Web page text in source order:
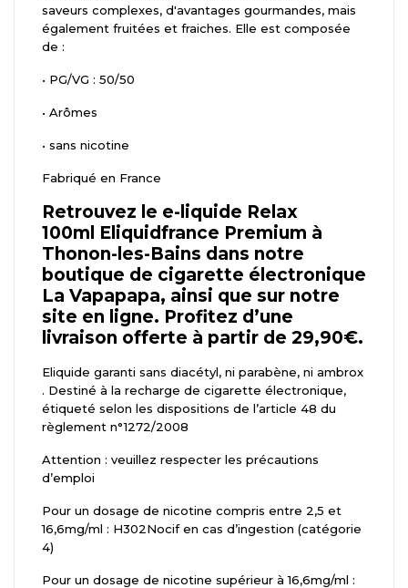
saveurs complexes, d'avantages gourmandes, mais
également fruitées et fraiches. Elle est composée
de :
• PG/VG : 50/50
• Arômes
• sans nicotine
Fabriqué en France
Retrouvez le e-liquide Relax
100ml Eliquidfrance Premium à
Thonon-les-Bains dans notre
boutique de cigarette électronique
La Vapapapa, ainsi que sur notre
site en ligne. Profitez d’une
livraison offerte à partir de 29,90€.
Eliquide garanti sans diacétyl, ni parabène, ni ambrox
. Destiné à la recharge de cigarette électronique,
étiqueté selon les dispositions de l’article 48 du
règlement n°1272/2008
Attention : veuillez respecter les précautions
d’emploi
Pour un dosage de nicotine compris entre 2,5 et
16,6mg/ml : H302Nocif en cas d’ingestion (catégorie
4)
Pour un dosage de nicotine supérieur à 16,6mg/ml :